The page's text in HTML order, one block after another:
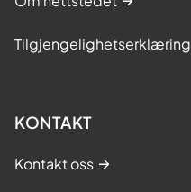
Tilgjengelighetserklæring
KONTAKT
Kontakt oss